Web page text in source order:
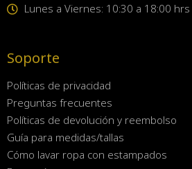
Lunes a Viernes: 10:30 a 18:00 hrs
Soporte
Políticas de privacidad
Preguntas frecuentes
Políticas de devolución y reembolso
Guía para medidas/tallas
Cómo lavar ropa con estampados